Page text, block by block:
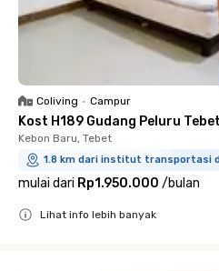
Coliving • Campur
Kost H189 Gudang Peluru Tebet
Kebon Baru, Tebet
1.8 km dari institut transportasi
mulai dari Rp1.950.000 /bulan
Lihat info lebih banyak